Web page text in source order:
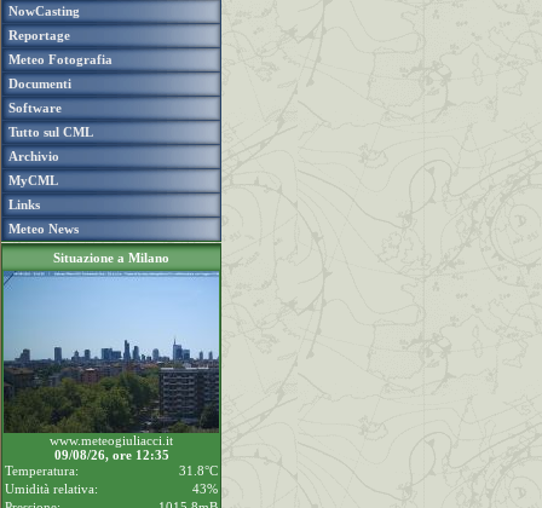
NowCasting
Reportage
Meteo Fotografia
Documenti
Software
Tutto sul CML
Archivio
MyCML
Links
Meteo News
Situazione a Milano
www.meteogiuliacci.it
09/08/26, ore 12:35
Temperatura:
31.8°C
Umidità relativa:
43%